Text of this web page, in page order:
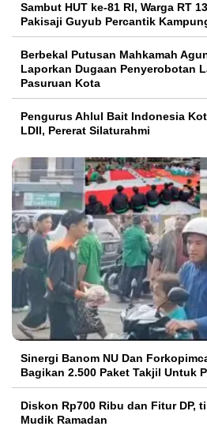
Sambut HUT ke-81 RI, Warga RT
Pakisaji Guyub Percantik
Berbekal Putusan Mahkamah
Laporkan Dugaan Penyerobotan
Pasuruan Kota
Pengurus Ahlul Bait Indonesia
LDII, Pererat Silaturahmi
Sinergi Banom NU Dan
Bagikan 2.500 Paket Takjil Untuk
Diskon Rp700 Ribu dan Fitur DP,
Mudik Ramadan